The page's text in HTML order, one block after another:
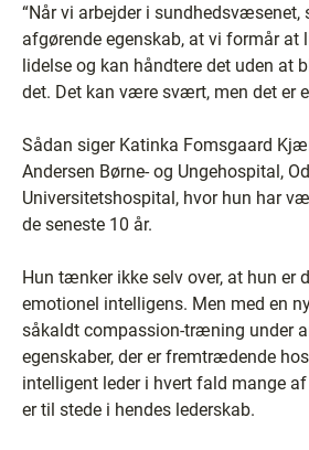
“Når vi arbejder i sundhedsvæsenet,
afgørende egenskab, at vi formår at
lidelse og kan håndtere det uden at
det. Det kan være svært, men det er
Sådan siger Katinka Fomsgaard
Andersen Børne- og Ungehospital,
Universitetshospital, hvor hun har
de seneste 10 år.
Hun tænker ikke selv over, at hun er
emotionel intelligens. Men med en
såkaldt compassion-træning under
egenskaber, der er fremtrædende
intelligent leder i hvert fald mange
er til stede i hendes lederskab.